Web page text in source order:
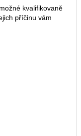
kvalifikovaně
příčinu vám